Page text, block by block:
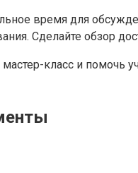
время для
Сделайте обзор
класс и помочь